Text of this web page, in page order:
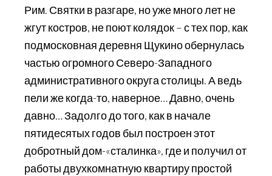
Рим. Святки в разгаре, но уже много лет не
жгут костров, не поют колядок – с тех пор, как
подмосковная деревня Щукино обернулась
частью огромного Северо-Западного
административного округа столицы. А ведь
пели же когда-то, наверное… Давно, очень
давно… Задолго до того, как в начале
пятидесятых годов был построен этот
добротный дом-«сталинка», где и получил от
работы двухкомнатную квартиру простой